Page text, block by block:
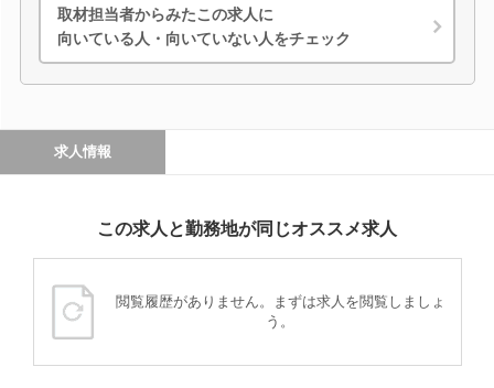
取材担当者からみたこの求人に
向いている人・向いていない人をチェック
求人情報
この求人と勤務地が同じオススメ求人
閲覧履歴がありません。まずは求人を閲覧しましょ
う。